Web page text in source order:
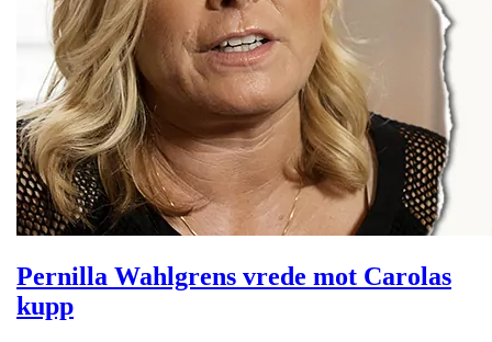
Pernilla Wahlgrens vrede mot Carolas
kupp